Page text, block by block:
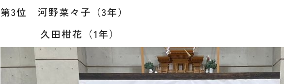
第3位 河野菜々子（3年）
久田柑花（1年）